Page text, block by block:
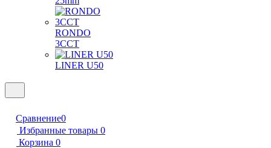
RONDO
3CCT
LINER U50
Сравнение0
Избранные товары 0
Корзина 0